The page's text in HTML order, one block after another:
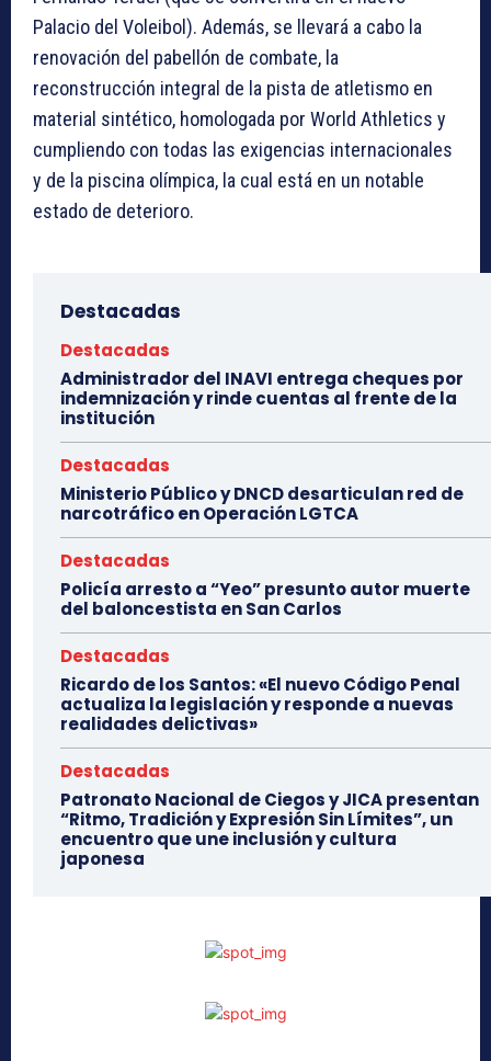
Palacio del Voleibol). Además, se llevará a cabo la
renovación del pabellón de combate, la
reconstrucción integral de la pista de atletismo en
material sintético, homologada por World Athletics y
cumpliendo con todas las exigencias internacionales
y de la piscina olímpica, la cual está en un notable
estado de deterioro.
Destacadas
Destacadas
Administrador del INAVI entrega cheques por
indemnización y rinde cuentas al frente de la
institución
Destacadas
Ministerio Público y DNCD desarticulan red de
narcotráfico en Operación LGTCA
Destacadas
Policía arresto a “Yeo” presunto autor muerte
del baloncestista en San Carlos
Destacadas
Ricardo de los Santos: «El nuevo Código Penal
actualiza la legislación y responde a nuevas
realidades delictivas»
Destacadas
Patronato Nacional de Ciegos y JICA presentan
“Ritmo, Tradición y Expresión Sin Límites”, un
encuentro que une inclusión y cultura
japonesa